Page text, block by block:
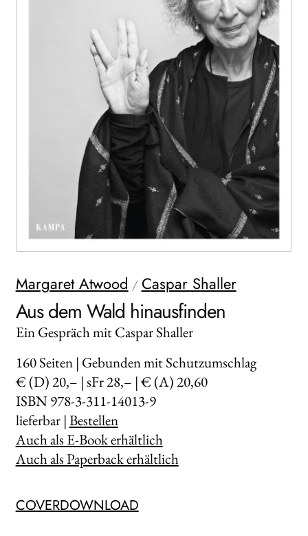
WEITERE VERLAGE
Margaret Atwood / Caspar Shaller
Aus dem Wald hinausfinden
Ein Gespräch mit Caspar Shaller
160Seiten | Gebunden mit Schutzumschlag
€ (D) 20,– | sFr 28,– | € (A) 20,60
ISBN 978-3-311-14013-9
lieferbar |Bestellen
Auch als E-Book erhältlich
Auch als Paperback erhältlich
COVERDOWNLOAD